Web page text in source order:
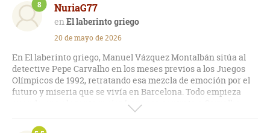
NuriaG77
El laberinto griego
8
20 de mayo de 2026
En El laberinto griego, Manuel Vázquez Montalbán sitúa al
detective Pepe Carvalho en los meses previos a los Juegos
Olímpicos de 1992, retratando esa mezcla de emoción por el
futuro y miseria que se vivía en Barcelona. Todo empieza
cuando una elegante mujer francesa contrata a Carvalho
para encontrar a su amante, un joven griego desaparecido.
Este caso obligará al detective a recorrer una ciudad que se